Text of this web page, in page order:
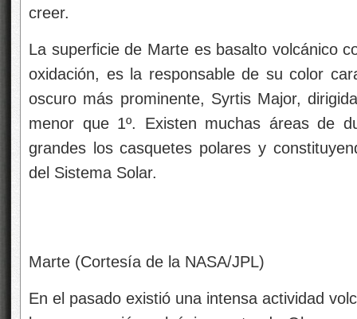
creer.
La superficie de Marte es basalto volcánico
oxidación, es la responsable de su color
oscuro más prominente, Syrtis Major,
menor que 1º. Existen muchas áreas de
grandes los casquetes polares y
del Sistema Solar.
Marte (Cortesía de la NASA/JPL)
En el pasado existió una intensa actividad